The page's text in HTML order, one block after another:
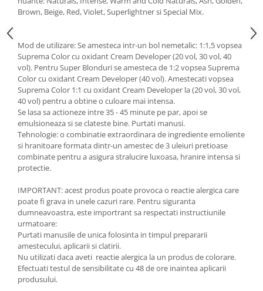
Brown, Beige, Red, Violet, Superlightner si Special Mix.
Mod de utilizare: Se amesteca intr-un bol nemetalic: 1:1,5 vopsea
Suprema Color cu oxidant Cream Developer (20 vol, 30 vol, 40
vol). Pentru Super Blonduri se amesteca de 1:2 vopsea Suprema
Color cu oxidant Cream Developer (40 vol). Amestecati vopsea
Suprema Color 1:1 cu oxidant Cream Developer la (20 vol, 30 vol,
40 vol) pentru a obtine o culoare mai intensa.
Se lasa sa actioneze intre 35 - 45 minute pe par, apoi se
emulsioneaza si se clateste bine. Purtati manusi.
Tehnologie: o combinatie extraordinara de ingrediente emoliente
si hranitoare formata dintr-un amestec de 3 uleiuri pretioase
combinate pentru a asigura stralucire luxoasa, hranire intensa si
protectie.
IMPORTANT: acest produs poate provoca o reactie alergica care
poate fi grava in unele cazuri rare. Pentru siguranta
dumneavoastra, este importrant sa respectati instructiunile
urmatoare:
Purtati manusile de unica folosinta in timpul prepararii
amestecului, aplicarii si clatirii.
Nu utilizati daca aveti reactie alergica la un produs de colorare.
Efectuati testul de sensibilitate cu 48 de ore inaintea aplicarii
produsului.